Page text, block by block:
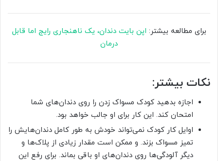
برای مطالعه بیشتر: اپن بایت دندان، یک ناهنجاری رایج اما قابل
درمان
نکات بیشتر:
اجازه بدهید کودک مسواک زدن را روی دندان‌های شما
امتحان کند. این کار برای او جالب خواهد بود.
اوایل کار کودک نمی‌تواند خودش به طور کامل دندان‌هایش را
تمیز مسواک بزند. و ممکن است مقدار زیادی از پلاک‌ها و
دیگر آلودگی‌ها روی دندان‌های او باقی بماند. برای رفع این